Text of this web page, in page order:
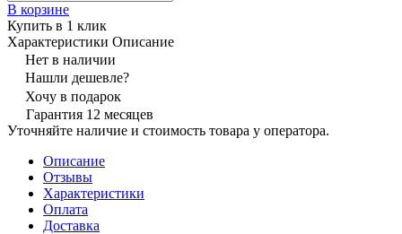
В корзине
Купить в 1 клик
Характеристики Описание
Нет в наличии
Нашли дешевле?
Хочу в подарок
Гарантия 12 месяцев
Уточняйте наличие и стоимость товара у оператора.
Описание
Отзывы
Характеристики
Оплата
Доставка